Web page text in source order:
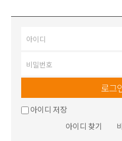
로그
아이디 저장
아이디 찾기